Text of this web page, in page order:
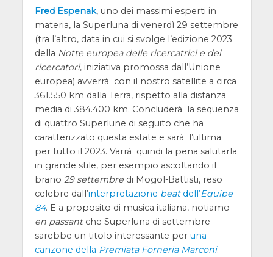
Fred Espenak, uno dei massimi esperti in
materia, la Superluna di venerdì 29 settembre
(tra l’altro, data in cui si svolge l’edizione 2023
della Notte europea delle ricercatrici e dei
ricercatori, iniziativa promossa dall’Unione
europea) avverrà con il nostro satellite a circa
361.550 km dalla Terra, rispetto alla distanza
media di 384.400 km. Concluderà la sequenza
di quattro Superlune di seguito che ha
caratterizzato questa estate e sarà l’ultima
per tutto il 2023. Varrà quindi la pena salutarla
in grande stile, per esempio ascoltando il
brano 29 settembredi Mogol-Battisti, reso
celebre dall’interpretazione beatdell’Equipe
84. E a proposito di musica italiana, notiamo
en passantche Superluna di settembre
sarebbe un titolo interessante per una
canzone della Premiata Forneria Marconi.